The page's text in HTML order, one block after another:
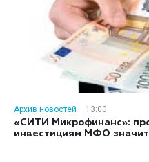
Архив новостей
13:00
«СИТИ Микрофинанс»:
инвестициям МФО